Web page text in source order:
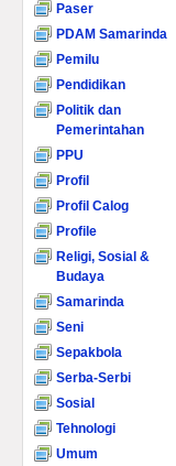
Paser
PDAM Samarinda
Pemilu
Pendidikan
Politik dan
Pemerintahan
PPU
Profil
Profil Calog
Profile
Religi, Sosial &
Budaya
Samarinda
Seni
Sepakbola
Serba-Serbi
Sosial
Tehnologi
Umum